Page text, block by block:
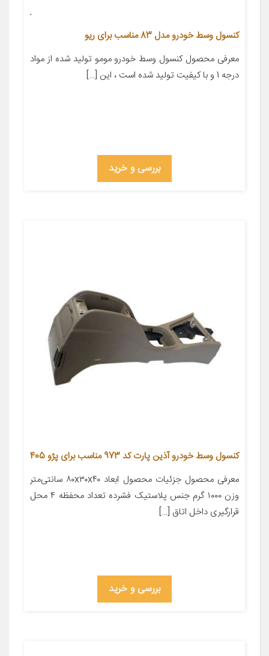
کنسول وسط خودرو مدل 83 مناسب برای ریو
معرفی محصول کنسول وسط خودرو مومو تولید شده از مواد
درجه 1 و با کیفیت تولید شده است ، این […]
بررسی و خرید
کنسول وسط خودرو آذین پارت کد 973 مناسب برای پژو 405
معرفی محصول جزئیات محصول ابعاد ۸۰x۳۰x۴۰ سانتی‌متر
وزن ۱۰۰۰ گرم جنس پلاستیک فشرده تعداد محفظه ۴ محل
قرارگیری داخل اتاق […]
بررسی و خرید